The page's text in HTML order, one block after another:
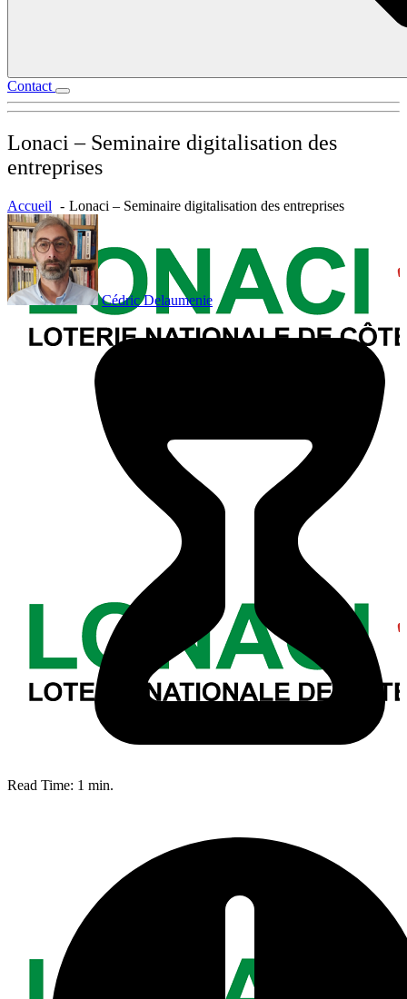
Contact
Lonaci – Seminaire digitalisation des
entreprises
Accueil Lonaci – Seminaire digitalisation des entreprises
Cédric Delaumenie
Read Time: 1 min.